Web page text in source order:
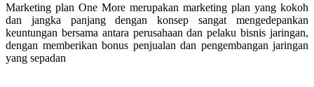
Marketing plan One More merupakan marketing plan yang kokoh
dan jangka panjang dengan konsep sangat mengedepankan
keuntungan bersama antara perusahaan dan pelaku bisnis jaringan,
dengan memberikan bonus penjualan dan pengembangan jaringan
yang sepadan